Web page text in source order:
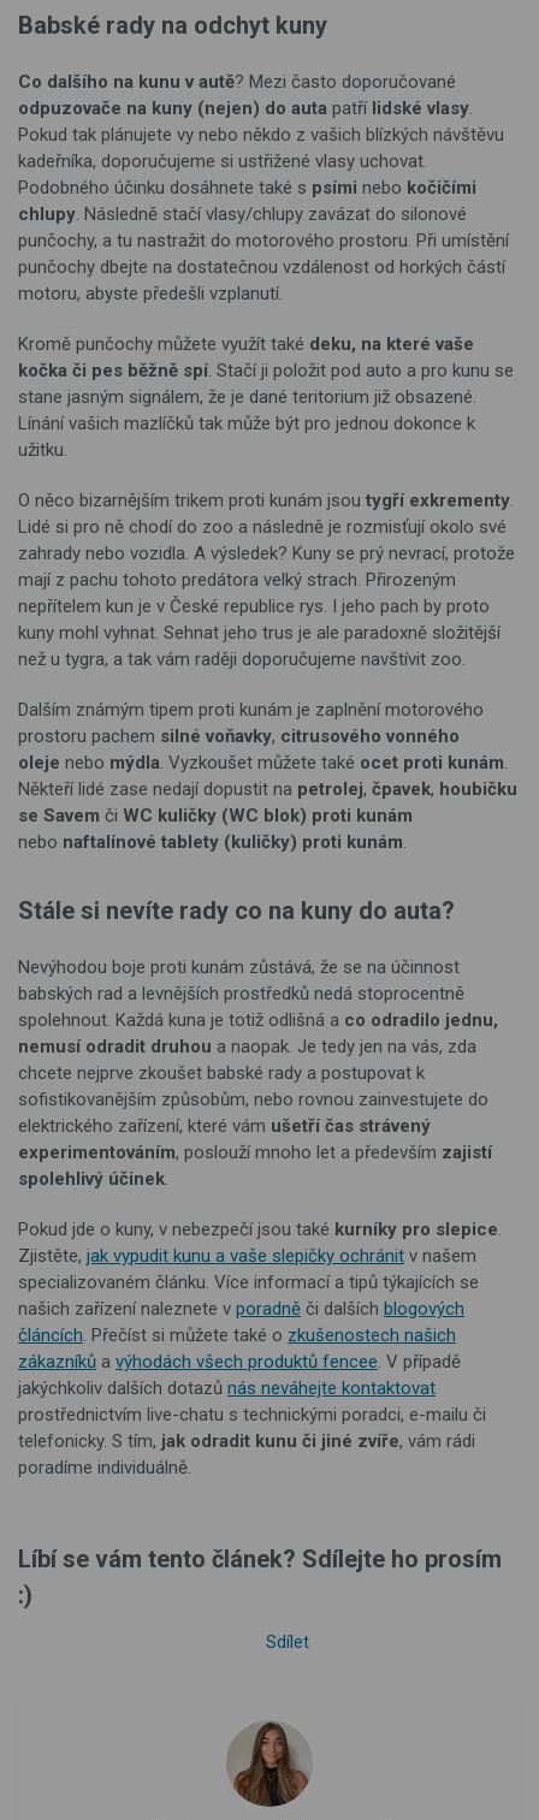
Babské rady na odchyt kuny
Co dalšího na kunu v autě? Mezi často doporučované
odpuzovače na kuny (nejen) do auta patří lidské vlasy.
Pokud tak plánujete vy nebo někdo z vašich blízkých návštěvu
kadeřníka, doporučujeme si ustřižené vlasy uchovat.
Podobného účinku dosáhnete také s psími nebo kočičími
chlupy. Následně stačí vlasy/chlupy zavázat do silonové
punčochy, a tu nastražit do motorového prostoru. Při umístění
punčochy dbejte na dostatečnou vzdálenost od horkých částí
motoru, abyste předešli vzplanutí.
Kromě punčochy můžete využít také deku, na které vaše
kočka či pes běžně spí. Stačí ji položit pod auto a pro kunu se
stane jasným signálem, že je dané teritorium již obsazené.
Línání vašich mazlíčků tak může být pro jednou dokonce k
užitku.
O něco bizarnějším trikem proti kunám jsou tygří exkrementy.
Lidé si pro ně chodí do zoo a následně je rozmisťují okolo své
zahrady nebo vozidla. A výsledek? Kuny se prý nevrací, protože
mají z pachu tohoto predátora velký strach. Přirozeným
nepřítelem kun je v České republice rys. I jeho pach by proto
kuny mohl vyhnat. Sehnat jeho trus je ale paradoxně složitější
než u tygra, a tak vám raději doporučujeme navštívit zoo.
Dalším známým tipem proti kunám je zaplnění motorového
prostoru pachem silné voňavky, citrusového vonného
oleje nebo mýdla. Vyzkoušet můžete také ocet proti kunám.
Někteří lidé zase nedají dopustit na petrolej, čpavek, houbičku
se Savem či WC kuličky (WC blok) proti kunám
nebo naftalínové tablety (kuličky) proti kunám.
Stále si nevíte rady co na kuny do auta?
Nevýhodou boje proti kunám zůstává, že se na účinnost
babských rad a levnějších prostředků nedá stoprocentně
spolehnout. Každá kuna je totiž odlišná a co odradilo jednu,
nemusí odradit druhou a naopak. Je tedy jen na vás, zda
chcete nejprve zkoušet babské rady a postupovat k
sofistikovanějším způsobům, nebo rovnou zainvestujete do
elektrického zařízení, které vám ušetří čas strávený
experimentováním, poslouží mnoho let a především zajistí
spolehlivý účinek.
Pokud jde o kuny, v nebezpečí jsou také kurníky pro slepice.
Zjistěte, jak vypudit kunu a vaše slepičky ochránit v našem
specializovaném článku. Více informací a tipů týkajících se
našich zařízení naleznete v poradně či dalších blogových
článcích. Přečíst si můžete také o zkušenostech našich
zákazníků a výhodách všech produktů fencee. V případě
jakýchkoliv dalších dotazů nás neváhejte kontaktovat
prostřednictvím live-chatu s technickými poradci, e-mailu či
telefonicky. S tím, jak odradit kunu či jiné zvíře, vám rádi
poradíme individuálně.
Líbí se vám tento článek? Sdílejte ho prosím
:)
Sdílet